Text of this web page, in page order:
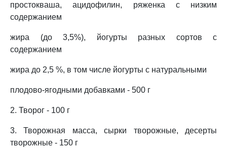
простокваша, ацидофилин, ряженка с низким
содержанием
жира (до 3,5%), йогурты разных сортов с
содержанием
жира до 2,5 %, в том числе йогурты с натуральными
плодово-ягодными добавками - 500 г
2. Творог - 100 г
3. Творожная масса, сырки творожные, десерты
творожные - 150 г